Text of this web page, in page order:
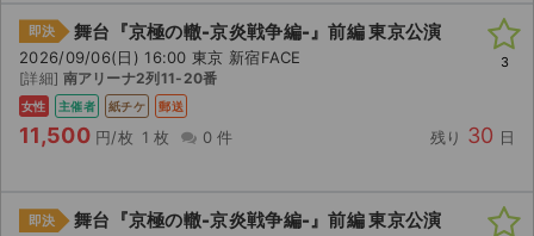
即決 舞台『京極の轍-京炎戦争編-』前編 東京公演
2026/09/06(日) 16:00 東京 新宿FACE
[詳細] 南アリーナ2列11-20番
女性 主催者 紙チケ 郵送
11,500 円/枚 1 枚 0 件 残り 30 日
3
即決 舞台『京極の轍-京炎戦争編-』前編 東京公演